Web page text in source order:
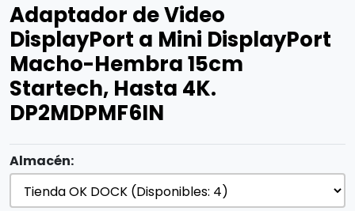
Adaptador de Video
DisplayPort a Mini DisplayPort
Macho-Hembra 15cm
Startech, Hasta 4K.
DP2MDPMF6IN
Almacén: